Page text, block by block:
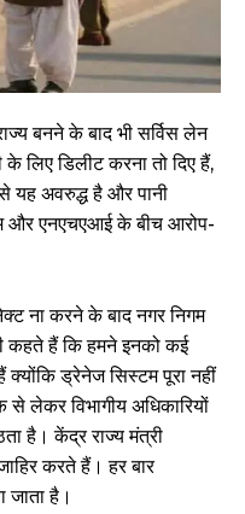
बनने के बाद भी सर्विस लेन
लिए डिलीट करना तो दिए हैं,
अवरुद्ध है और पानी
और एनएचएआई के बीच आरोप-
ना करने के बाद नगर निगम
कहते हैं कि हमने इनको कई
क्योंकि ड्रेनेज सिस्टम पूरा नहीं
लेकर विभागीय अधिकारियों
है। केंद्र राज्य मंत्री
करते हैं। हर बार
जाता है।